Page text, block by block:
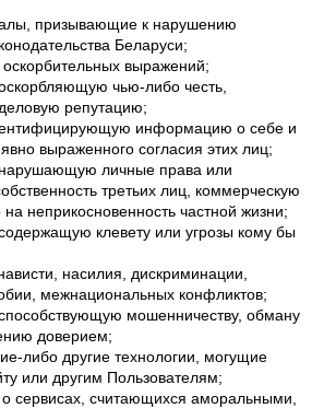
призывающие к нарушению
Беларуси;
выражений;
чью-либо честь,
репутацию;
информацию о себе и
выраженного согласия этих лиц;
личные права или
третьих лиц, коммерческую
неприкосновенность частной жизни;
клевету или угрозы кому бы
насилия, дискриминации,
межнациональных конфликтов;
мошенничеству, обману
доверием;
либо другие технологии, могущие
или другим Пользователям;
сервисах, считающихся аморальными,